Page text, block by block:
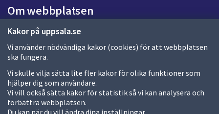
Kakor på uppsala.se
Vi använder nödvändiga kakor (cookies) för att webbplatsen
ska fungera.
Vi skulle vilja sätta lite fler kakor för olika funktioner som
hjälper dig som användare.
Vi vill också sätta kakor för statistik så vi kan analysera och
förbättra webbplatsen.
Du kan när du vill ändra dina inställningar.
d
a
Om webbplatsen
Om webbplatsen
Allmänna handlingar och diarium
Behandling av personuppgifter
Kakor
Språk (other languages)